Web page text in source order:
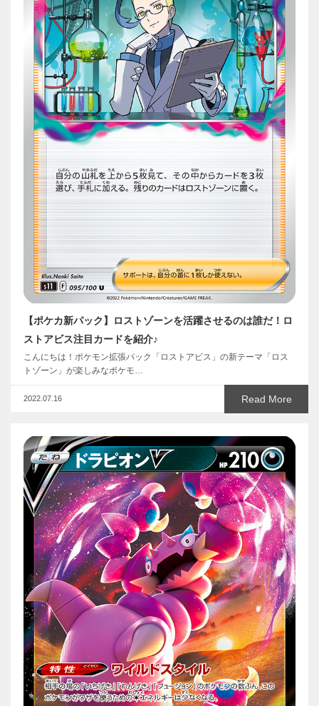
【ポケカ新パック】ロストゾーンを活躍させるのは誰だ！ロ
ストアビス注目カードを紹介♪
こんにちは！ポケモン拡張パック「ロストアビス」の新テーマ「ロス
トゾーン」が楽しみなポケモ…
Read More
2022.07.16